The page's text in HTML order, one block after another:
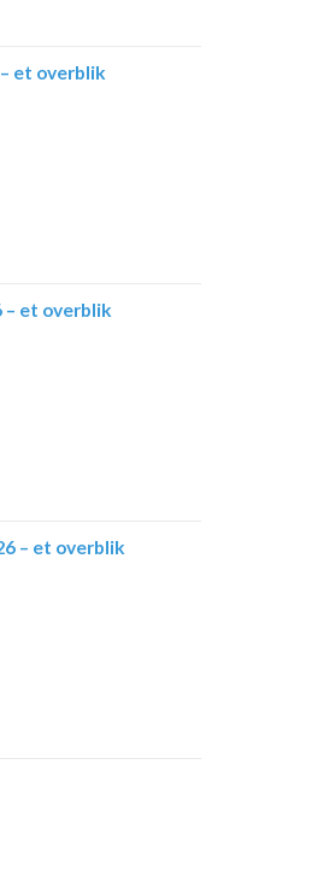
et overblik
– et overblik
– et overblik